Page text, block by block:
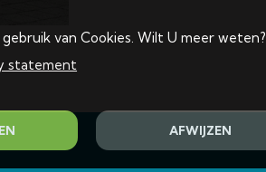
van Cookies. Wilt U meer weten?
statement
AFWIJZEN